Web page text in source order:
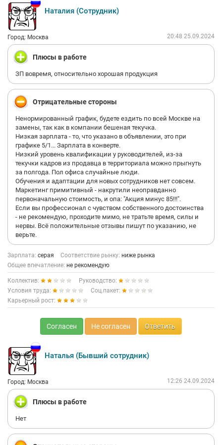
Наталия (Сотрудник)
Город: Москва 20:48 25.09.2024
Плюсы в работе
ЗП вовремя, относительно хорошая продукция
Отрицательные стороны
Ненормированный график, будете ездить по всей Москве на
замены, так как в компании бешеная текучка.
Низкая зарплата - то, что указано в объявлении, это при
графике 5/1... Зарплата в конверте.
Низкий уровень квалификации у руководителей, из-за
текучки кадров из продавца в территориала можно прыгнуть
за полгода. Пол офиса случайные люди.
Обучения и адаптации для новых сотрудников нет совсем.
Маркетинг примитивный - накрутили неоправданно
первоначальную стоимость, и опа: "Акция минус 85!!!".
Если вы профессионал с чувством собственного достоинства
- не рекомендую, проходите мимо, не тратьте время, силы и
нервы. Всё положительные отзывы пишут по указанию, не
верьте.
Зарплата: серая Соответствие рынку: ниже рынка
Общее впечатление: не рекомендую
Коллектив:
Руководство:
Условия труда:
Соц.пакет:
Карьерный рост:
Согласен Не согласен Ответить
Наталья (Бывший сотрудник)
Город: Москва 12:26 24.09.2024
Плюсы в работе
Нет